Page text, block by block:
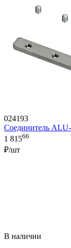
024193
Соединитель
1 81566
₽/шт
В наличии